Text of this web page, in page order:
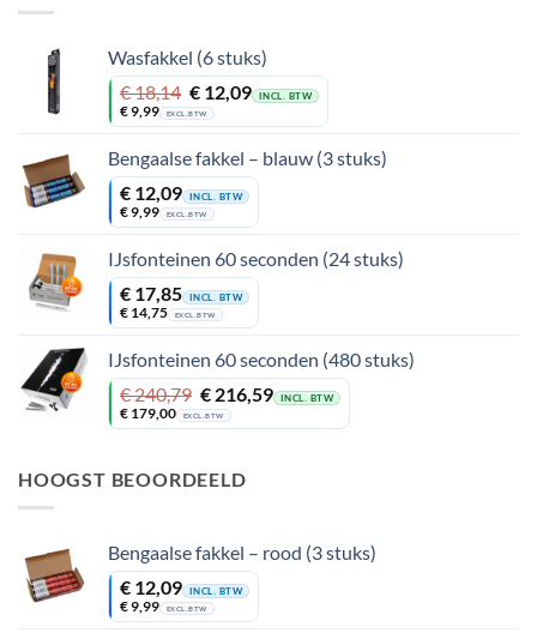
Wasfakkel (6 stuks)
€18,14
Oorspronkelijke
prijs
was:
€ 18,14.
€12,09
Huidige
prijs
is:
€ 12,09.
INCL. BTW
€9,99 EXCL. BTW
Bengaalse fakkel – blauw (3 stuks)
€ 12,09 INCL. BTW
€9,99 EXCL. BTW
IJsfonteinen 60 seconden (24 stuks)
€ 17,85 INCL. BTW
€ 14,75 EXCL. BTW
IJsfonteinen 60 seconden (480 stuks)
€240,79
Oorspronkelijke
prijs
was:
€216,59
Huidige
prijs
is:
INCL. BTW
€ 179,00 EXCL. BTW
HOOGST BEOORDEELD
Bengaalse fakkel – rood (3 stuks)
€ 12,09 INCL. BTW
€9,99 EXCL. BTW